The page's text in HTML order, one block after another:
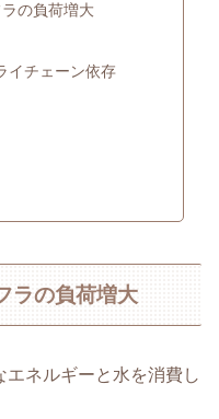
の負荷増大
イチェーン依存
ラの負荷増大
ネルギーと水を消費し